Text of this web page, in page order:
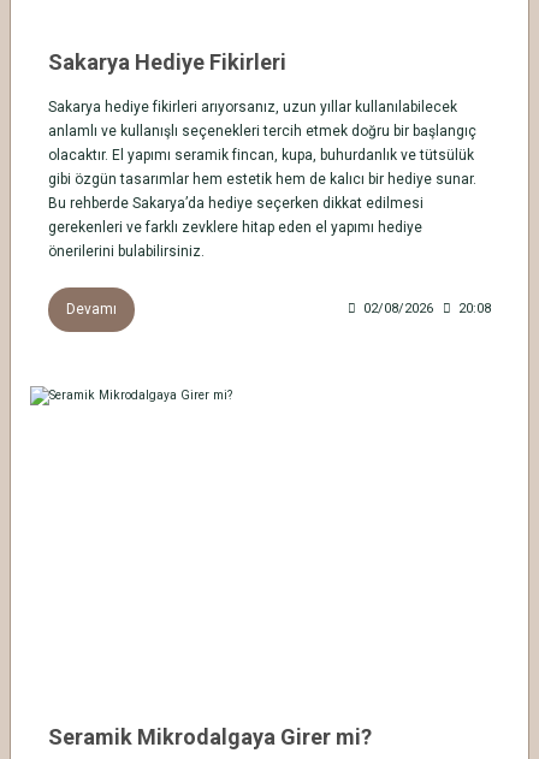
Sakarya Hediye Fikirleri
Sakarya hediye fikirleri arıyorsanız, uzun yıllar kullanılabilecek
anlamlı ve kullanışlı seçenekleri tercih etmek doğru bir başlangıç
olacaktır. El yapımı seramik fincan, kupa, buhurdanlık ve tütsülük
gibi özgün tasarımlar hem estetik hem de kalıcı bir hediye sunar.
Bu rehberde Sakarya’da hediye seçerken dikkat edilmesi
gerekenleri ve farklı zevklere hitap eden el yapımı hediye
önerilerini bulabilirsiniz.
Devamı 02/08/2026 20:08
Seramik Mikrodalgaya Girer mi?